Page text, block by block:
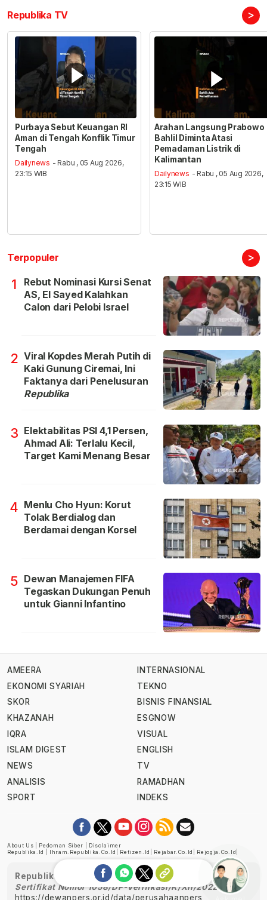
Republika TV >
Purbaya Sebut Keuangan RI
Aman di Tengah Konflik Timur
Tengah
Dailynews - Rabu , 05 Aug 2026,
23:15 WIB
Arahan Langsung Prabowo
Bahlil Diminta Atasi
Pemadaman Listrik di
Kalimantan
Dailynews - Rabu , 05 Aug 2026,
23:15 WIB
Terpopuler >
1
Rebut Nominasi Kursi Senat
AS, El Sayed Kalahkan
Calon dari Pelobi Israel
2 Viral Kopdes Merah Putih di
Kaki Gunung Ciremai, Ini
Faktanya dari Penelusuran
Republika
3 Elektabilitas PSI 4,1 Persen,
Ahmad Ali: Terlalu Kecil,
Target Kami Menang Besar
4 Menlu Cho Hyun: Korut
Tolak Berdialog dan
Berdamai dengan Korsel
5 Dewan Manajemen FIFA
Tegaskan Dukungan Penuh
untuk Gianni Infantino
AMEERA
EKONOMI SYARIAH
SKOR
KHAZANAH
IQRA
ISLAM DIGEST
NEWS
ANALISIS
SPORT
INTERNASIONAL
TEKNO
BISNIS FINANSIAL
ESGNOW
VISUAL
ENGLISH
TV
RAMADHAN
INDEKS
About Us Pedoman Siber
Disclaimer
Republika.id
Ihram.republika.co.id Retizen.id Rejabar.co.id Rejogja.co.id
Republika telah diverifikasi oleh Dewan Pers
Sertifikat Nomor 1058/DP-Verifikasi/K/XII/2022
https://dewanpers.or.id/data/perusahaanpers